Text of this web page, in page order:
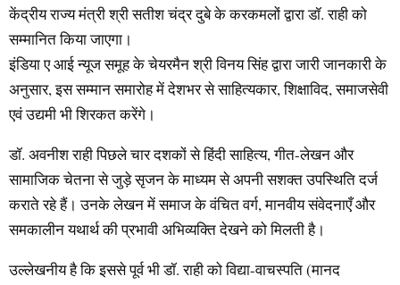
केंद्रीय राज्य मंत्री श्री सतीश चंद्र दुबे के करकमलों द्वारा डॉ. राही को
सम्मानित किया जाएगा।
इंडिया ए आई न्यूज समूह के चेयरमैन श्री विनय सिंह द्वारा जारी जानकारी के
अनुसार, इस सम्मान समारोह में देशभर से साहित्यकार, शिक्षाविद, समाजसेवी
एवं उद्यमी भी शिरकत करेंगे।
डॉ. अवनीश राही पिछले चार दशकों से हिंदी साहित्य, गीत-लेखन और
सामाजिक चेतना से जुड़े सृजन के माध्यम से अपनी सशक्त उपस्थिति दर्ज
कराते रहे हैं। उनके लेखन में समाज के वंचित वर्ग, मानवीय संवेदनाएँ और
समकालीन यथार्थ की प्रभावी अभिव्यक्ति देखने को मिलती है।
उल्लेखनीय है कि इससे पूर्व भी डॉ. राही को विद्या-वाचस्पति (मानद